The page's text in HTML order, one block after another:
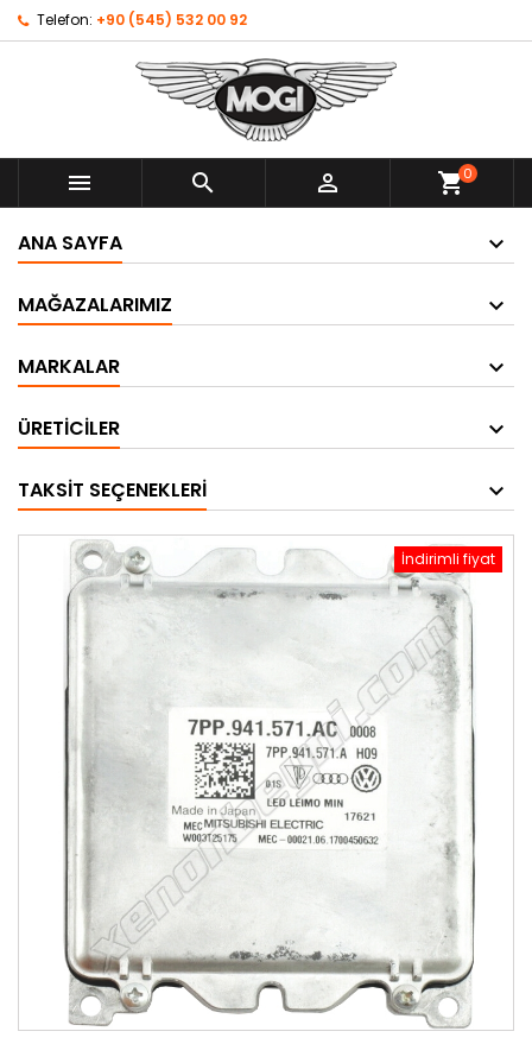
Telefon: +90 (545) 532 00 92
   shopping_cart0
ANA SAYFA
MAĞAZALARIMIZ
MARKALAR
ÜRETICILER
TAKSIT SEÇENEKLERI
İndirimli fiyat